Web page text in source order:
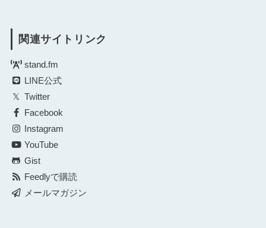
関連サイトリンク
stand.fm
LINE公式
Twitter
Facebook
Instagram
YouTube
Gist
Feedlyで購読
メールマガジン